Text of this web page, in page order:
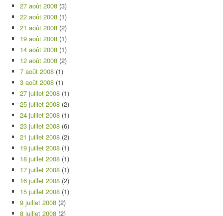
27 août 2008 (3)
22 août 2008 (1)
21 août 2008 (2)
19 août 2008 (1)
14 août 2008 (1)
12 août 2008 (2)
7 août 2008 (1)
3 août 2008 (1)
27 juillet 2008 (1)
25 juillet 2008 (2)
24 juillet 2008 (1)
23 juillet 2008 (6)
21 juillet 2008 (2)
19 juillet 2008 (1)
18 juillet 2008 (1)
17 juillet 2008 (1)
16 juillet 2008 (2)
15 juillet 2008 (1)
9 juillet 2008 (2)
8 juillet 2008 (2)